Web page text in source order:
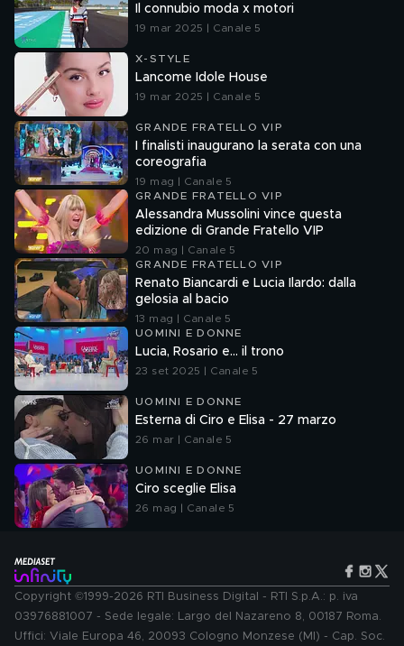
Il connubio moda x motori
19 mar 2025 | Canale 5
X-STYLE
Lancome Idole House
19 mar 2025 | Canale 5
GRANDE FRATELLO VIP
I finalisti inaugurano la serata con una
coreografia
19 mag | Canale 5
GRANDE FRATELLO VIP
Alessandra Mussolini vince questa
edizione di Grande Fratello VIP
20 mag | Canale 5
GRANDE FRATELLO VIP
Renato Biancardi e Lucia Ilardo: dalla
gelosia al bacio
13 mag | Canale 5
UOMINI E DONNE
Lucia, Rosario e... il trono
23 set 2025 | Canale 5
UOMINI E DONNE
Esterna di Ciro e Elisa - 27 marzo
26 mar | Canale 5
UOMINI E DONNE
Ciro sceglie Elisa
26 mag | Canale 5
Copyright ©1999-2026 RTI Business Digital - RTI S.p.A.: p. iva
03976881007 - Sede legale: Largo del Nazareno 8, 00187 Roma.
Uffici: Viale Europa 46, 20093 Cologno Monzese (MI) - Cap. Soc.